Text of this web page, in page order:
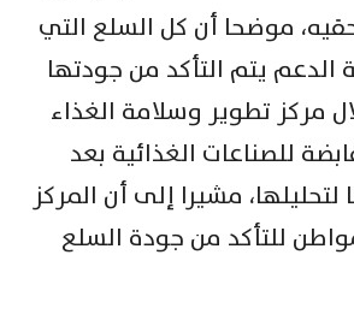
موضحا أن كل السلع التي
‏يتم التأكد من جودتها
مركز تطوير وسلامة الغذاء
للصناعات الغذائية بعد
مشيرا ‏إلى أن المركز
للتأكد من جودة السلع